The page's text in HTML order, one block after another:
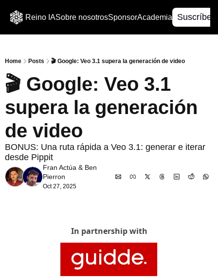
Reino IASobre nosotrosSponsorAcademia
Home Posts 🎬​ Google: Veo 3.1 supera la generación de video
🎬​ Google: Veo 3.1
supera la generación
de video
BONUS: Una ruta rápida a Veo 3.1: generar e iterar
desde Pippit
Fran Actúa & Ben
Pierron
Oct 27, 2025
In partnership with